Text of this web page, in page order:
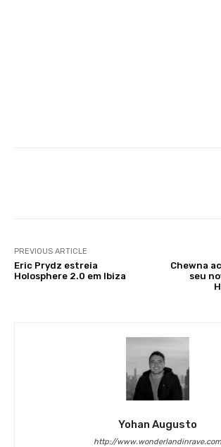
PREVIOUS ARTICLE
Eric Prydz estreia
Holosphere 2.0 em Ibiza
Chewna
seu
Yohan Augusto
http://www.wonderlandinrave.com